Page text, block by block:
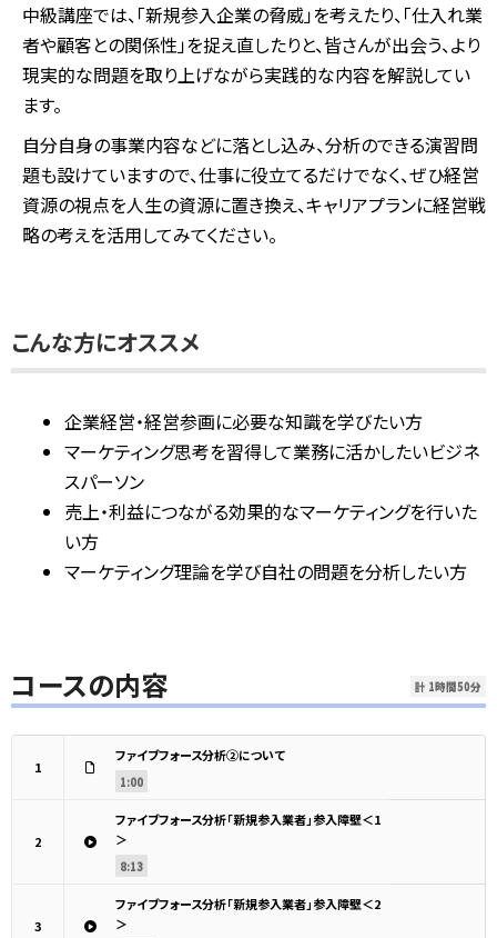
中級講座では、「新規参入企業の脅威」を考えたり、「仕入れ業
者や顧客との関係性」を捉え直したりと、皆さんが出会う、より
現実的な問題を取り上げながら実践的な内容を解説してい
ます。
自分自身の事業内容などに落とし込み、分析のできる演習問
題も設けていますので、仕事に役立てるだけでなく、ぜひ経営
資源の視点を人生の資源に置き換え、キャリアプランに経営戦
略の考えを活用してみてください。
こんな方にオススメ
企業経営・経営参画に必要な知識を学びたい方
マーケティング思考を習得して業務に活かしたいビジネ
スパーソン
売上・利益につながる効果的なマーケティングを行いた
い方
マーケティング理論を学び自社の問題を分析したい方
コースの内容 計 1時間50分
1
ファイブフォース分析②について
1:00
2
ファイブフォース分析「新規参入業者」参入障壁＜1
＞
8:13
3
ファイブフォース分析「新規参入業者」参入障壁＜2
＞